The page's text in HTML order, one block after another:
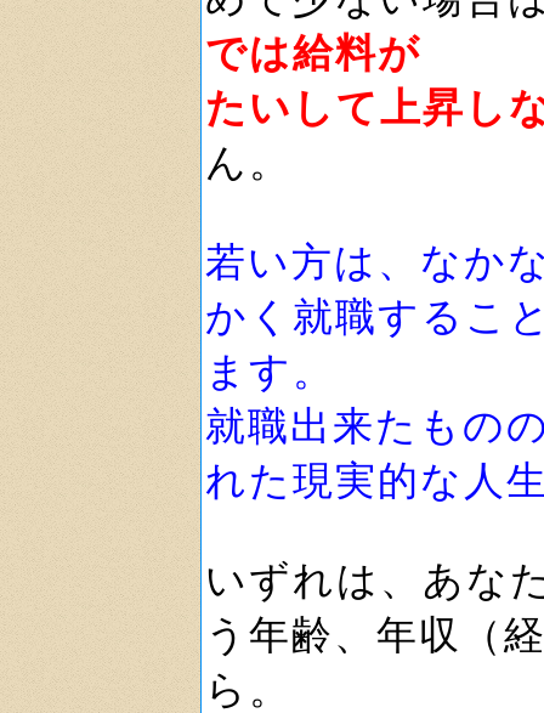
では給料が
たいして上昇し
ん。
若い方は、なか
かく就職するこ
ます。
就職出来たもの
れた現実的な人
いずれは、あな
う年齢、年収（
ら。